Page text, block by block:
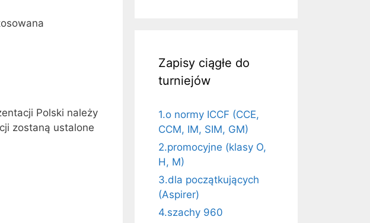
Polski należy
zostaną ustalone
Zapisy ciągłe do
turniejów
1.o normy ICCF (CCE,
CCM, IM, SIM, GM)
2.promocyjne (klasy O,
H, M)
3.dla początkujących
(Aspirer)
4.szachy 960